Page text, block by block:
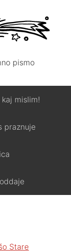
pismo
mislim!
praznuje
Stare